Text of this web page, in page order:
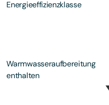
Energieeffizienzklasse
Warmwasseraufbereitung
enthalten